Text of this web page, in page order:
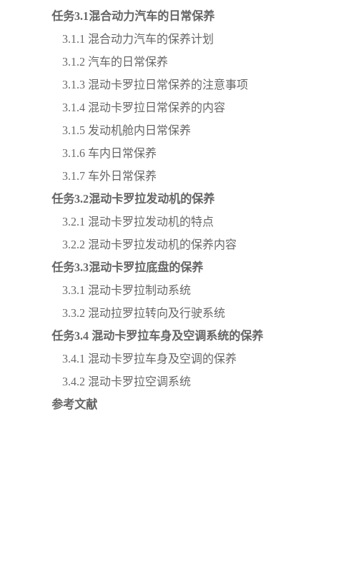
任务3.1混合动力汽车的日常保养
3.1.1 混合动力汽车的保养计划
3.1.2 汽车的日常保养
3.1.3 混动卡罗拉日常保养的注意事项
3.1.4 混动卡罗拉日常保养的内容
3.1.5 发动机舱内日常保养
3.1.6 车内日常保养
3.1.7 车外日常保养
任务3.2混动卡罗拉发动机的保养
3.2.1 混动卡罗拉发动机的特点
3.2.2 混动卡罗拉发动机的保养内容
任务3.3混动卡罗拉底盘的保养
3.3.1 混动卡罗拉制动系统
3.3.2 混动拉罗拉转向及行驶系统
任务3.4 混动卡罗拉车身及空调系统的保养
3.4.1 混动卡罗拉车身及空调的保养
3.4.2 混动卡罗拉空调系统
参考文献